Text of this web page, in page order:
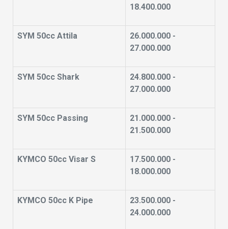
18.400.000
SYM 50cc Attila
26.000.000 -
27.000.000
SYM 50cc Shark
24.800.000 -
27.000.000
SYM 50cc Passing
21.000.000 -
21.500.000
KYMCO 50cc Visar S
17.500.000 -
18.000.000
KYMCO 50cc K Pipe
23.500.000 -
24.000.000